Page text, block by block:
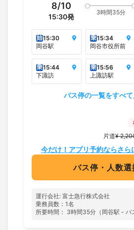
8/10
15:30発
3時間35分
始15:30
岡谷駅
乗15:34
岡谷市役所前
乗15:44
下諏訪
乗15:56
上諏訪駅
バス停の一覧をすべ
片道¥
今だけ！アプリ予約ならさ
バス停・人数選
運行会社: 富士急行株式会社
乗務員数：1名
所要時間： 3時間35分（岡谷駅 - バ